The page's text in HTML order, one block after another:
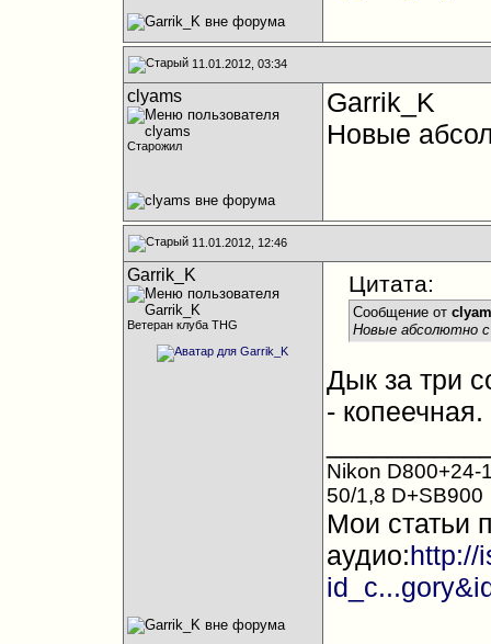
11.01.2012, 03:34
clyams
Старожил
Garrik_K
Новые
11.01.2012, 12:46
Garrik_K
Ветеран клуба THG
Цитата:
Сообщение от
Новые абсолютно
Дык за три
- копеечная.
Nikon D800+24-
50/1,8 D+SB900
Мои статьи
аудио:http://